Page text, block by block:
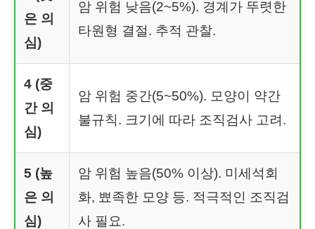
은 의
심)
암 위험 낮음(2~5%). 경계가 뚜렷한
타원형 결절. 추적 관찰.
4 (중
간 의
심)
암 위험 중간(5~50%). 모양이 약간
불규칙. 크기에 따라 조직검사 고려.
5 (높
은 의
심)
암 위험 높음(50% 이상). 미세석회
화, 뾰족한 모양 등. 적극적인 조직검
사 필요.